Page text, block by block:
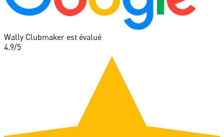
Wally Clubmaker est évalué
4.9/5